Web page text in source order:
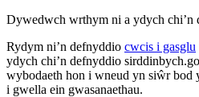
Dywedwch wrthym ni a ydych chi’n
Rydym ni’n defnyddio cwcis i gasglu
ydych chi’n defnyddio
wybodaeth hon i wneud yn siŵr bod
i gwella ein gwasanaethau.